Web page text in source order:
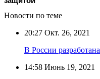
Новости по теме
20:27 Окт. 26, 2021
В России
14:58 Июнь 19, 2021